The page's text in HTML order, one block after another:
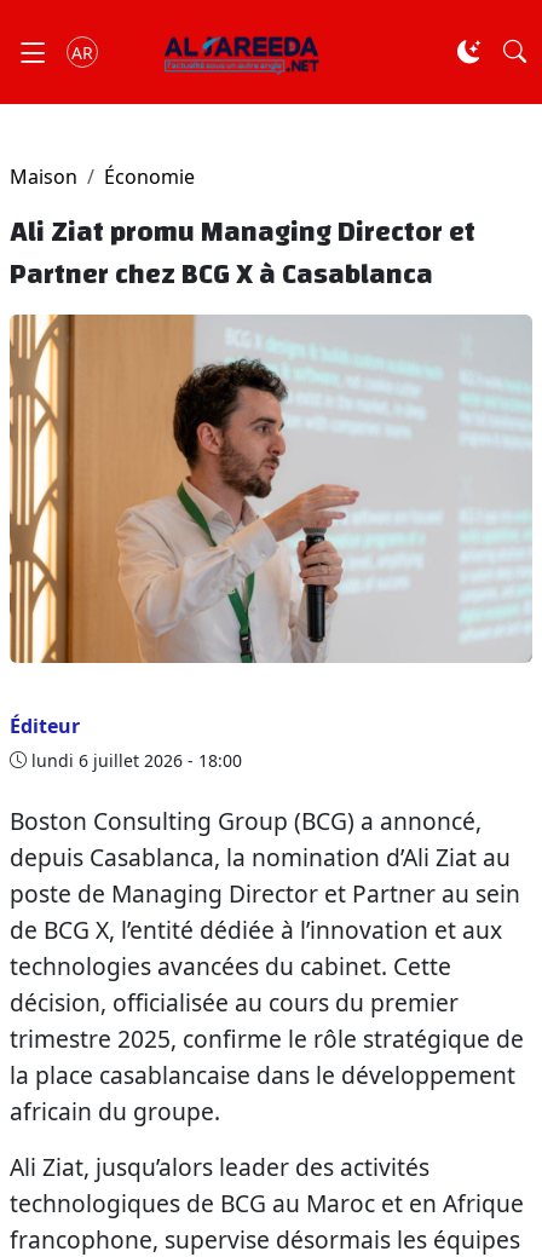
AR
Maison Économie
Ali Ziat promu Managing Director et
Partner chez BCG X à Casablanca
Éditeur
lundi 6 juillet 2026 - 18:00
Boston Consulting Group (BCG) a annoncé,
depuis Casablanca, la nomination d’Ali Ziat au
poste de Managing Director et Partner au sein
de BCG X, l’entité dédiée à l’innovation et aux
technologies avancées du cabinet. Cette
décision, officialisée au cours du premier
trimestre 2025, confirme le rôle stratégique de
la place casablancaise dans le développement
africain du groupe.
Ali Ziat, jusqu’alors leader des activités
technologiques de BCG au Maroc et en Afrique
francophone, supervise désormais les équipes